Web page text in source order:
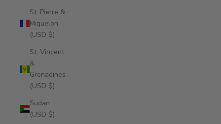
St. Pierre &
Miquelon
(USD $)
St. Vincent
&
Grenadines
(USD $)
Sudan
(USD $)